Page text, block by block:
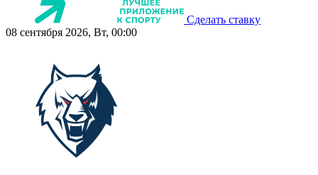
Сделать ставку
08 сентября 2026, Вт, 00:00